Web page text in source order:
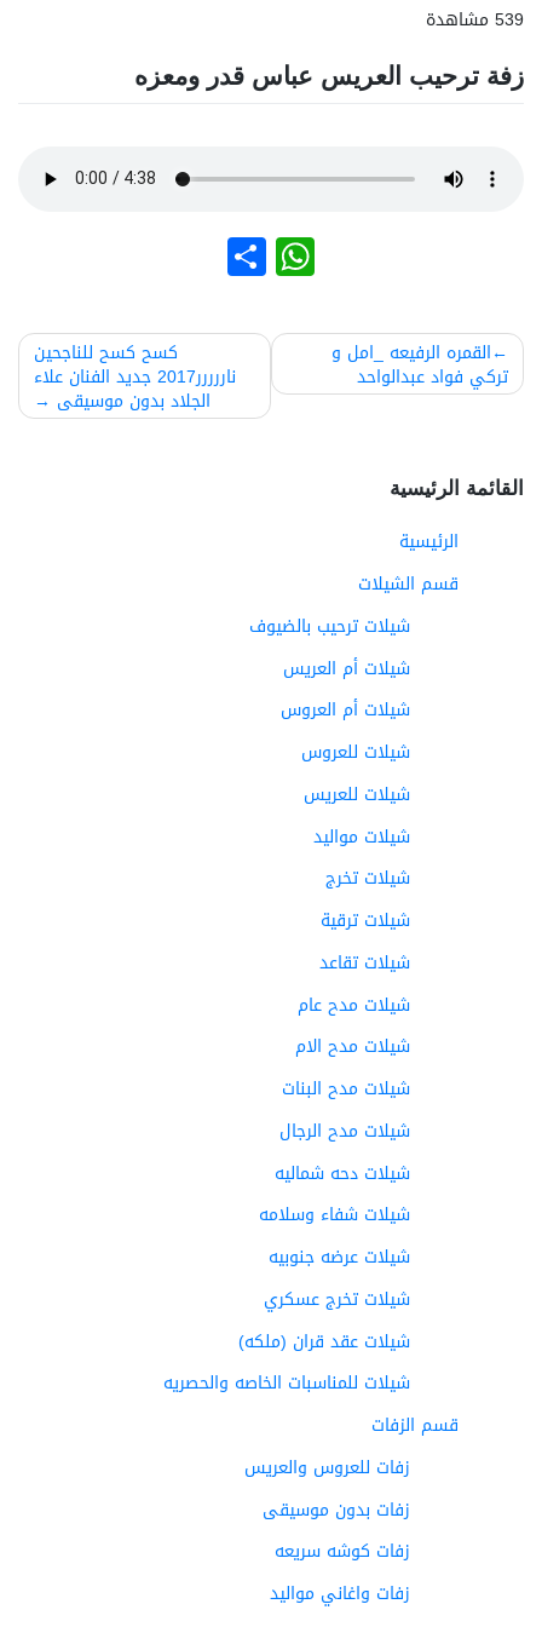
539 مشاهدة
زفة ترحيب العريس عباس قدر ومعزه
WhatsApp
نشر
تصفّح
المقالات
القمره الرفيعه _امل و
تركي فواد عبدالواحد
كسح كسح للناجحين
ناررررر2017 جديد الفنان علاء
الجلاد بدون موسيقى
القائمة الرئيسية
الرئيسية
قسم الشيلات
شيلات ترحيب بالضيوف
شيلات أم العريس
شيلات أم العروس
شيلات للعروس
شيلات للعريس
شيلات مواليد
شيلات تخرج
شيلات ترقية
شيلات تقاعد
شيلات مدح عام
شيلات مدح الام
شيلات مدح البنات
شيلات مدح الرجال
شيلات دحه شماليه
شيلات شفاء وسلامه
شيلات عرضه جنوبيه
شيلات تخرج عسكري
شيلات عقد قران (ملكه)
شيلات للمناسبات الخاصه والحصريه
قسم الزفات
زفات للعروس والعريس
زفات بدون موسيقى
زفات كوشه سريعه
زفات واغاني مواليد